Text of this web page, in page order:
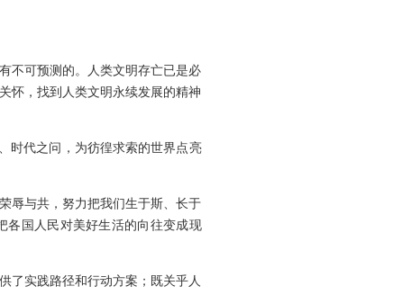
不可预测的。人类文明存亡已是必
怀，找到人类文明永续发展的精神
时代之问，为彷徨求索的世界点亮
辱与共，努力把我们生于斯、长于
各国人民对美好生活的向往变成现
了实践路径和行动方案；既关乎人